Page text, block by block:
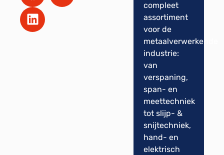
compleet
assortiment
voor de
metaalverwerkende
industrie:
van
verspaning,
span- en
meettechniek
tot slijp- &
snijtechniek,
hand- en
elektrisch